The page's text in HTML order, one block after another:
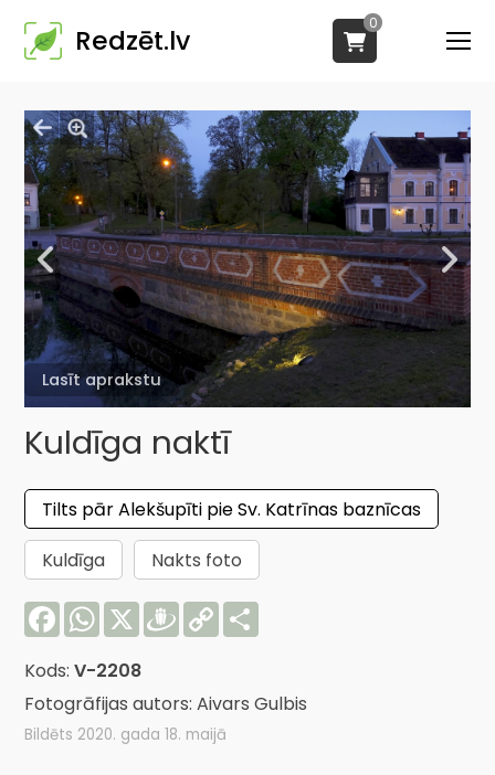
Redzēt.lv
0
Lasīt aprakstu
Kuldīga naktī
Tilts pār Alekšupīti pie Sv. Katrīnas baznīcas
Kuldīga
Nakts foto
FacebookWhatsApp
X Draugiem
Copy
Link
Kods:V-2208
Fotogrāfijas autors: Aivars Gulbis
Bildēts 2020. gada 18. maijā